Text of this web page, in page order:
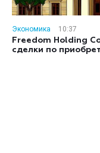
Экономика
10:37
Freedom Holding
сделки по